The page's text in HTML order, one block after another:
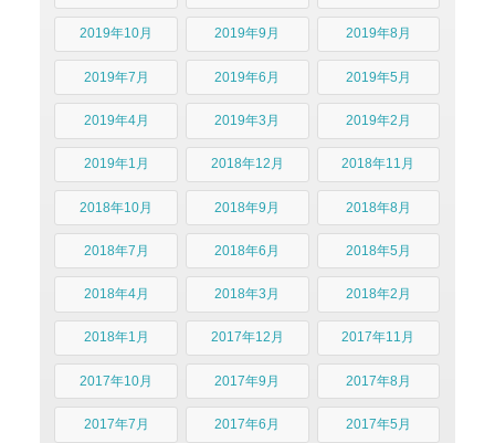
2019年10月 2019年9月 2019年8月
2019年7月 2019年6月 2019年5月
2019年4月 2019年3月 2019年2月
2019年1月 2018年12月 2018年11月
2018年10月 2018年9月 2018年8月
2018年7月 2018年6月 2018年5月
2018年4月 2018年3月 2018年2月
2018年1月 2017年12月 2017年11月
2017年10月 2017年9月 2017年8月
2017年7月 2017年6月 2017年5月